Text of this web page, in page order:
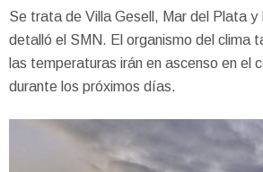
Se trata de Villa Gesell, Mar del Plata y
detalló el SMN. El organismo del clima
las temperaturas irán en ascenso en el
durante los próximos días.